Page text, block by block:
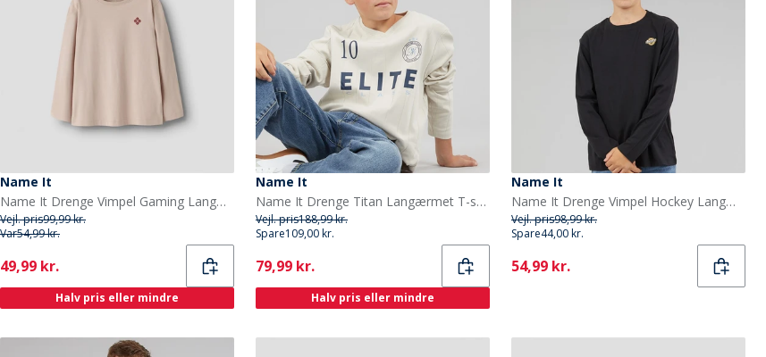
Name It
Name It Drenge Vimpel Gaming Langærmet T-shirt Mushroom
Vejl. pris99,99 kr.
Var54,99 kr.
Current
49,99 kr.
Halv pris eller mindre
Name It
Name It Drenge Titan Langærmet T-shirt Moonbeam
Vejl. pris188,99 kr.
Spare109,00 kr.
Current
79,99 kr.
Halv pris eller mindre
Name It
Name It Drenge Vimpel Hockey Langærmet T-shirt Sort
Vejl. pris98,99 kr.
Spare44,00 kr.
Current
54,99 kr.